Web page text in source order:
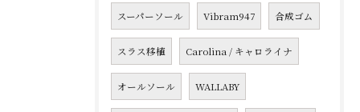
スーパーソール Vibram947 合成ゴム
スラス移植 Carolina / キャロライナ
オールソール WALLABY